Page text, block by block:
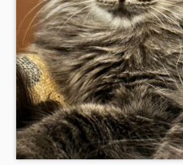
BOUTIQUE
FORUM